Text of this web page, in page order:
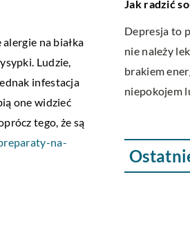
na białka
Ludzie,
infestacja
one widzieć
tego, że są
na-
to poważny stan chorobowy,
lekceważyć. Może objawiać się
energii, bezsennością, smutkiem,
lub nawet zmianą […]